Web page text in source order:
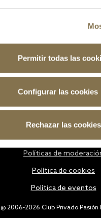
Permitir todas las
Configurar las cookies
Rechazar las cookies
@ 2006-2026 Club Privado Pasión
Políticas de
Política de cookies
Política de eventos